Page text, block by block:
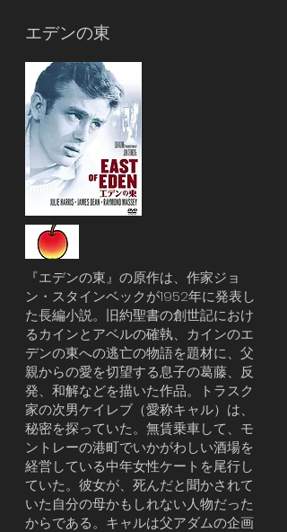
​エデンの東
『エデンの東』の原作は、作家ジョ
ン・スタインベックが1952年に発表し
た長編小説。旧約聖書の創世記におけ
るカインとアベルの確執、カインのエ
デンの東への逃亡の物語を題材に、父
親からの愛を切望する息子の葛藤、反
発、和解などを描いた作品。トラスク
家の次男ケイレブ（愛称キャル）は、
秘密を探っていた。無賃乗車して、モ
ントレーの港町でいかがわしい酒場を
経営している中年女性ケートを尾行し
ていた。彼女が、死んだと聞かされて
いた自分の母かもしれない人物だった
からである。キャルは父アダムの企画